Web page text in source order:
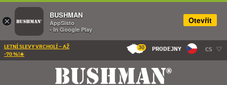
LETNÍ SLEVY VRCHOLÍ – AŽ
-70 %!☀️
30 PRODEJNY CS
×
BUSHMAN
AppSisto
- In Google Play
Otevřít